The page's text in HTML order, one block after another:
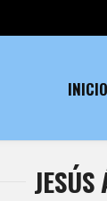
INICIO